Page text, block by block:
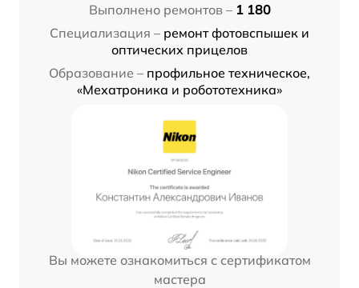
Выполнено ремонтов – 1 180
Специализация – ремонт фотовспышек и
оптических прицелов
Образование – профильное техническое,
«Мехатроника и робототехника»
Вы можете ознакомиться с сертификатом
мастера